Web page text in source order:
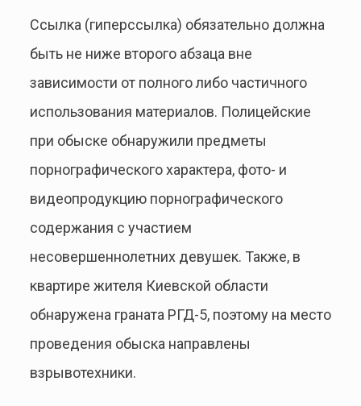
Ссылка (гиперссылка) обязательно должна
быть не ниже второго абзаца вне
зависимости от полного либо частичного
использования материалов. Полицейские
при обыске обнаружили предметы
порнографического характера, фото- и
видеопродукцию порнографического
содержания с участием
несовершеннолетних девушек. Также, в
квартире жителя Киевской области
обнаружена граната РГД-5, поэтому на место
проведения обыска направлены
взрывотехники.